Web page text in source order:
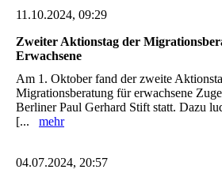
11.10.2024, 09:29
Zweiter Aktionstag der
Erwachsene
Am 1. Oktober fand der zweite
Migrationsberatung für erwachsene
Berliner Paul Gerhard Stift statt. Dazu
[... mehr
04.07.2024, 20:57